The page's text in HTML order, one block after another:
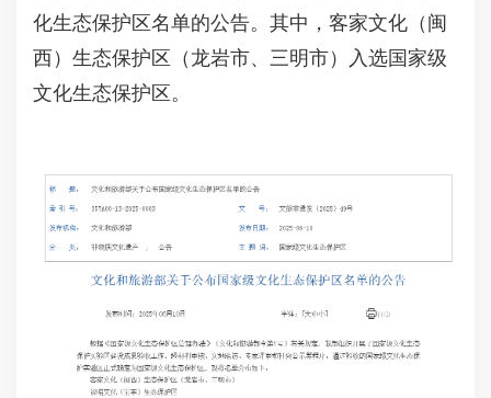
化生态保护区名单的公告。其中，客家文化（闽
西）生态保护区（龙岩市、三明市）入选国家级
文化生态保护区。